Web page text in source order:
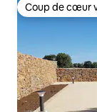
Coup de cœur
Coup de cœur